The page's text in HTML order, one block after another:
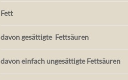
Fett
davon gesättigte Fettsäuren
davon einfach ungesättigte Fettsäuren